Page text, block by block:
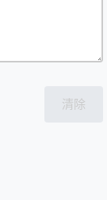
清除